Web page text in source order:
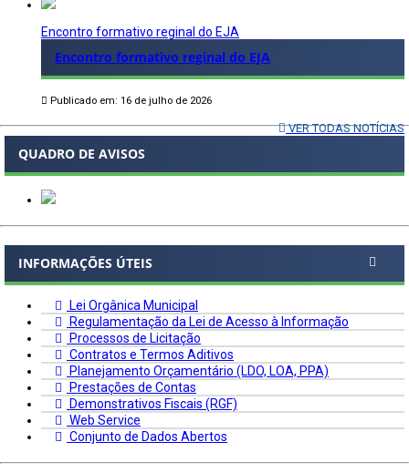
Encontro formativo reginal do EJA
Encontro formativo reginal do EJA
Publicado em: 16 de julho de 2026
VER TODAS NOTÍCIAS
QUADRO DE AVISOS
INFORMAÇÕES ÚTEIS
Lei Orgânica Municipal
Regulamentação da Lei de Acesso à Informação
Processos de Licitação
Contratos e Termos Aditivos
Planejamento Orçamentário (LDO, LOA, PPA)
Prestações de Contas
Demonstrativos Fiscais (RGF)
Web Service
Conjunto de Dados Abertos